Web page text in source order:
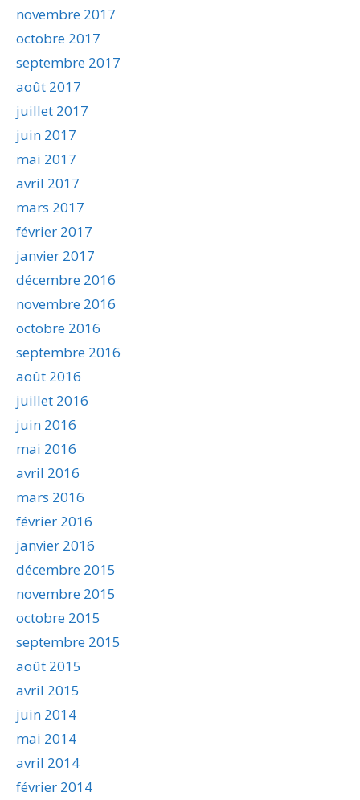
novembre 2017
octobre 2017
septembre 2017
août 2017
juillet 2017
juin 2017
mai 2017
avril 2017
mars 2017
février 2017
janvier 2017
décembre 2016
novembre 2016
octobre 2016
septembre 2016
août 2016
juillet 2016
juin 2016
mai 2016
avril 2016
mars 2016
février 2016
janvier 2016
décembre 2015
novembre 2015
octobre 2015
septembre 2015
août 2015
avril 2015
juin 2014
mai 2014
avril 2014
février 2014